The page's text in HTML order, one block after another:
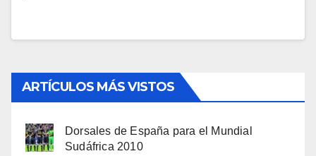
ARTÍCULOS MÁS VISTOS
Dorsales de España para el Mundial
Sudáfrica 2010